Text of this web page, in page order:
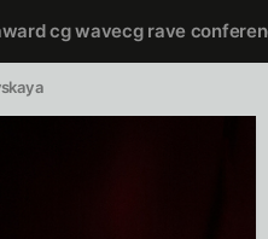
cg wavecg rave